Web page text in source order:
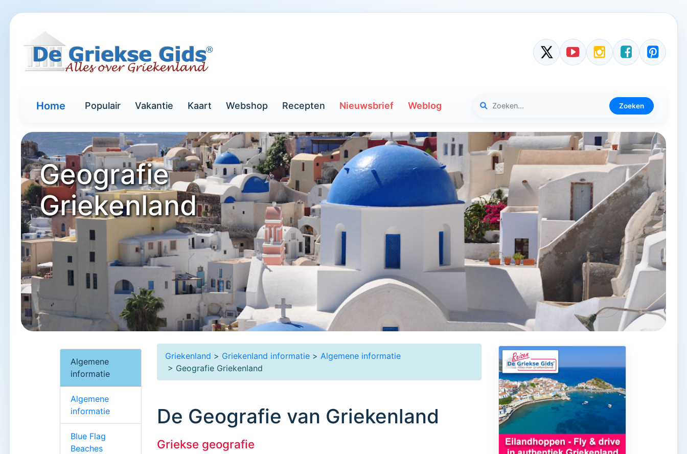
Home Populair Vakantie Kaart Webshop Recepten Nieuwsbrief Weblog Zoeken
Geografie
Griekenland
Griekenland > Griekenland informatie > Algemene informatie
> Geografie Griekenland
De Geografie van Griekenland
Griekse geografie
Algemene
informatie
Algemene
informatie
Blue Flag
Beaches